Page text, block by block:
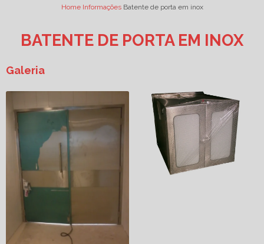
Home Informações Batente de porta em inox
BATENTE DE PORTA EM INOX
Galeria